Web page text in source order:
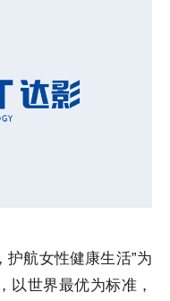
护航女性健康生活”为
以世界最优为标准，